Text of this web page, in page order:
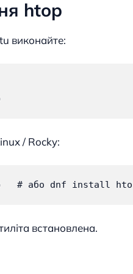
htop
виконайте:
/ Rocky:
# або dnf install
встановлена.